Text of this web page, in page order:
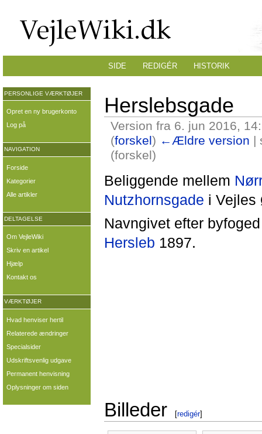
Herslebsgade
Version fra 6. jun 2016,
(forskel) ←Ældre version |
(forskel)
Beliggende mellem
Nutzhornsgade i Vejles
Navngivet efter
Hersleb 1897.
Billeder [redigér]
SIDE REDIGÉR HISTORIK
PERSONLIGE VÆRKTØJER
Opret en ny brugerkonto
Log på
NAVIGATION
Forside
Kategorier
Alle artikler
DELTAGELSE
Om VejleWiki
Skriv en artikel
Hjælp
Kontakt os
VÆRKTØJER
Hvad henviser hertil
Relaterede ændringer
Specialsider
Udskriftsvenlig udgave
Permanent henvisning
Oplysninger om siden